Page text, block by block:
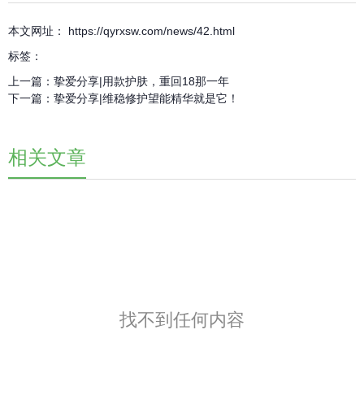
本文网址： https://qyrxsw.com/news/42.html
标签：
上一篇： 挚爱分享|用款护肤，重回18那一年
下一篇： 挚爱分享|维稳修护望能精华就是它！
相关文章
找不到任何内容